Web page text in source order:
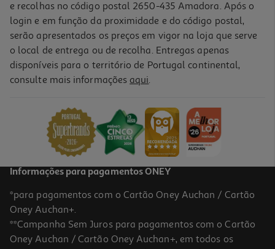
e recolhas no código postal 2650-435 Amadora. Após o
login e em função da proximidade e do código postal,
serão apresentados os preços em vigor na loja que serve
o local de entrega ou de recolha. Entregas apenas
disponíveis para o território de Portugal continental,
consulte mais informações aqui.
Informações para pagamentos ONEY
*para pagamentos com o Cartão Oney Auchan / Cartão
Oney Auchan+.
**Campanha Sem Juros para pagamentos com o Cartão
Oney Auchan / Cartão Oney Auchan+, em todos os